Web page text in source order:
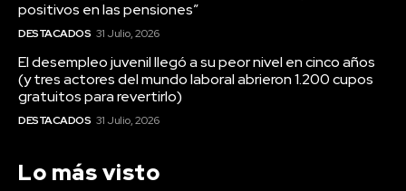
positivos en las pensiones”
DESTACADOS 31 Julio, 2026
El desempleo juvenil llegó a su peor nivel en cinco años
(y tres actores del mundo laboral abrieron 1.200 cupos
gratuitos para revertirlo)
DESTACADOS 31 Julio, 2026
Lo más visto